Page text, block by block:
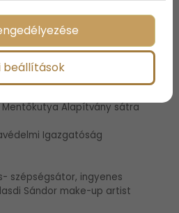
(Bayer Hungaria Kft.)
Alapítvány sátra
Igazgatóság
szépségsátor, ingyenes
Sándor make-up artist
beállítások